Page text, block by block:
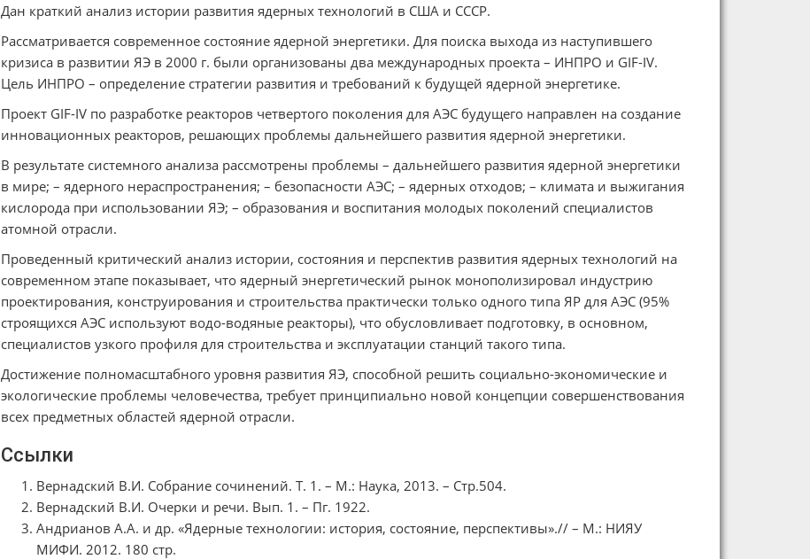
Дан краткий анализ истории развития ядерных технологий в США и СССР.
Рассматривается современное состояние ядерной энергетики. Для поиска выхода из наступившего
кризиса в развитии ЯЭ в 2000 г. были организованы два международных проекта – ИНПРО и GIF-IV.
Цель ИНПРО – определение стратегии развития и требований к будущей ядерной энергетике.
Проект GIF-IV по разработке реакторов четвертого поколения для АЭС будущего направлен на создание
инновационных реакторов, решающих проблемы дальнейшего развития ядерной энергетики.
В результате системного анализа рассмотрены проблемы – дальнейшего развития ядерной энергетики
в мире; – ядерного нераспространения; – безопасности АЭС; – ядерных отходов; – климата и выжигания
кислорода при использовании ЯЭ; – образования и воспитания молодых поколений специалистов
атомной отрасли.
Проведенный критический анализ истории, состояния и перспектив развития ядерных технологий на
современном этапе показывает, что ядерный энергетический рынок монополизировал индустрию
проектирования, конструирования и строительства практически только одного типа ЯР для АЭС (95%
строящихся АЭС используют водо-водяные реакторы), что обусловливает подготовку, в основном,
специалистов узкого профиля для строительства и эксплуатации станций такого типа.
Достижение полномасштабного уровня развития ЯЭ, способной решить социально-экономические и
экологические проблемы человечества, требует принципиально новой концепции совершенствования
всех предметных областей ядерной отрасли.
Ссылки
Вернадский В.И. Собрание сочинений. Т. 1. – М.: Наука, 2013. – Стр.504.
Вернадский В.И. Очерки и речи. Вып. 1. – Пг. 1922.
Андрианов А.А. и др. «Ядерные технологии: история, состояние, перспективы».// – М.: НИЯУ
МИФИ. 2012. 180 стр.